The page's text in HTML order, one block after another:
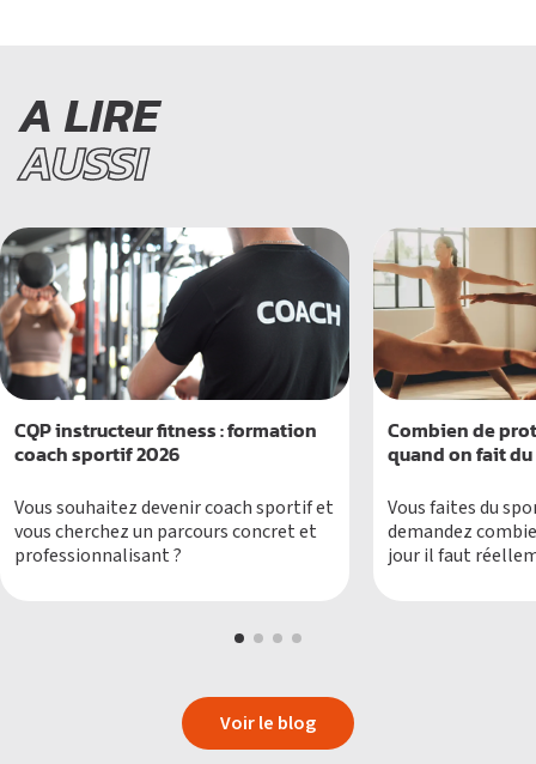
A LIRE
AUSSI
CQP instructeur fitness : formation
coach sportif 2026
Vous souhaitez devenir coach sportif et
vous cherchez un parcours concret et
professionnalisant ?
Combien de
quand on fait du
Vous faites du
demandez
jour il faut
Voir le blog